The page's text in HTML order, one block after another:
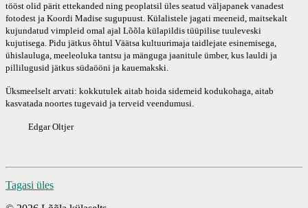
tööst olid pärit ettekanded ning peoplatsil üles seatud väljapanek vanadest
fotodest ja Koordi Madise sugupuust. Külalistele jagati meeneid, maitsekalt
kujundatud vimpleid omal ajal Lõõla külapildis tüüpilise tuuleveski
kujutisega. Pidu jätkus õhtul Väätsa kultuurimaja taidlejate esinemisega,
ühislauluga, meeleoluka tantsu ja mänguga jaanitule ümber, kus lauldi ja
pillilugusid jätkus südaööni ja kauemakski.
Üksmeelselt arvati: kokkutulek aitab hoida sidemeid kodukohaga, aitab
kasvatada noortes tugevaid ja terveid veendumusi.
Edgar Oltjer
Tagasi üles